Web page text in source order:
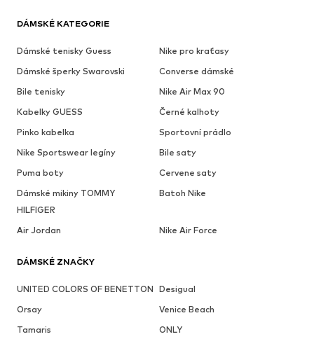
DÁMSKÉ KATEGORIE
Dámské tenisky Guess
Nike pro kraťasy
Dámské šperky Swarovski
Converse dámské
Bile tenisky
Nike Air Max 90
Kabelky GUESS
Černé kalhoty
Pinko kabelka
Sportovní prádlo
Nike Sportswear legíny
Bile saty
Puma boty
Cervene saty
Dámské mikiny TOMMY
HILFIGER
Batoh Nike
Air Jordan Nike Air Force
DÁMSKÉ ZNAČKY
UNITED COLORS OF BENETTON Desigual
Orsay
Venice Beach
Tamaris
ONLY